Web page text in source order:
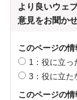
より良いウェ
意見をお聞か
このページの
1：役に立っ
3：役に立た
このページの